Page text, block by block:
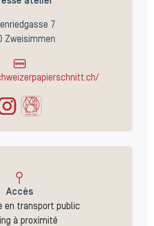
7
Zweisimmen
Accès
en transport public
à proximité